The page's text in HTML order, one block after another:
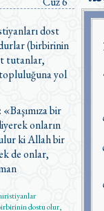
dost
(birbirinin
tutanlar,
yol
bir
onların
ki Allah bir
de onlar,
dostu olur,